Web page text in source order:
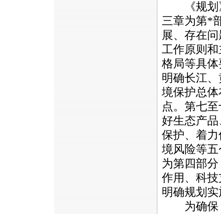
《规划》
三章为第*
展、存在
工作原则
格局等具
明确长江
境保护总
点。第七
好生态产
保护、着
境风险等
为第四部
作用、科
明确规划
为确保《